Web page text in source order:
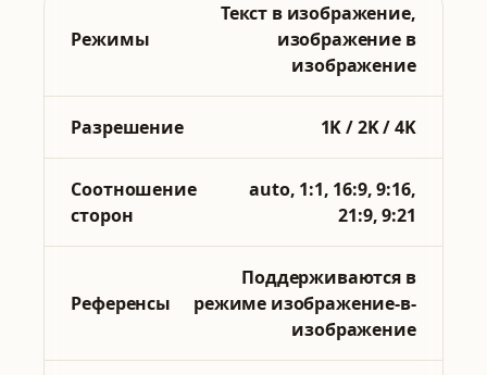
Режимы
Текст в изображение,
изображение в
изображение
Разрешение 1K / 2K / 4K
Соотношение
сторон
auto, 1:1, 16:9, 9:16,
21:9, 9:21
Референсы
Поддерживаются в
режиме изображение-в-
изображение